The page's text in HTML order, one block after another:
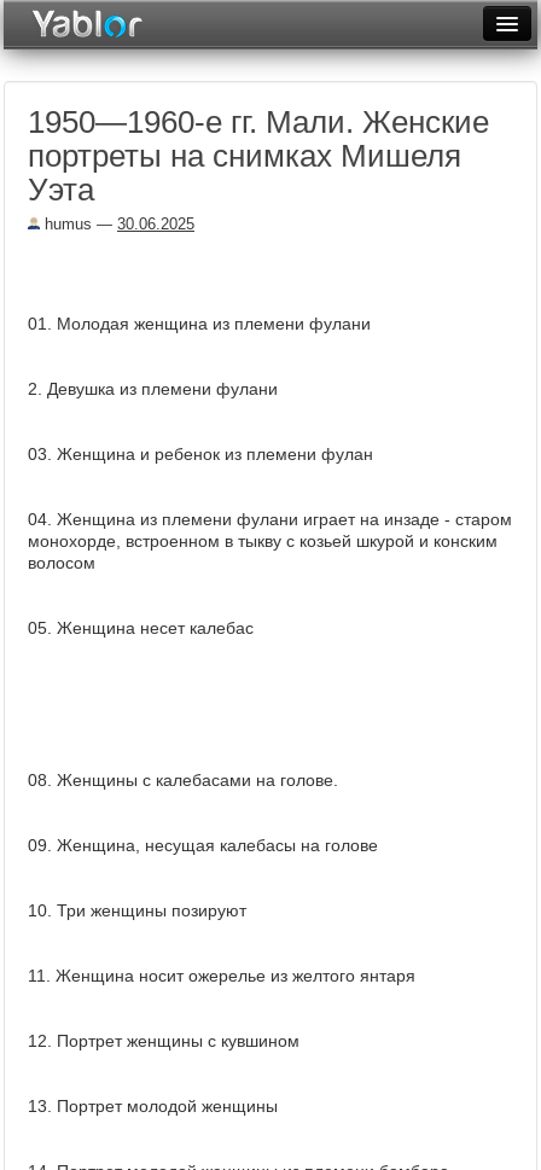
Неделя
Месяц
1950—1960-е гг. Мали. Женские
портреты на снимках Мишеля
Уэта
humus — 30.06.2025
01. Молодая женщина из племени фулани
2. Девушка из племени фулани
03. Женщина и ребенок из племени фулан
04. Женщина из племени фулани играет на инзаде - старом
монохорде, встроенном в тыкву с козьей шкурой и конским
волосом
05. Женщина несет калебас
08. Женщины с калебасами на голове.
09. Женщина, несущая калебасы на голове
10. Три женщины позируют
11. Женщина носит ожерелье из желтого янтаря
12. Портрет женщины с кувшином
13. Портрет молодой женщины